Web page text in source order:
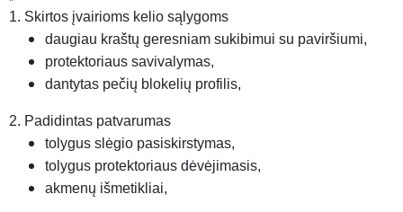
1. Skirtos įvairioms kelio sąlygoms
daugiau kraštų geresniam sukibimui su paviršiumi,
protektoriaus savivalymas,
dantytas pečių blokelių profilis,
2. Padidintas patvarumas
tolygus slėgio pasiskirstymas,
tolygus protektoriaus dėvėjimasis,
akmenų išmetikliai,